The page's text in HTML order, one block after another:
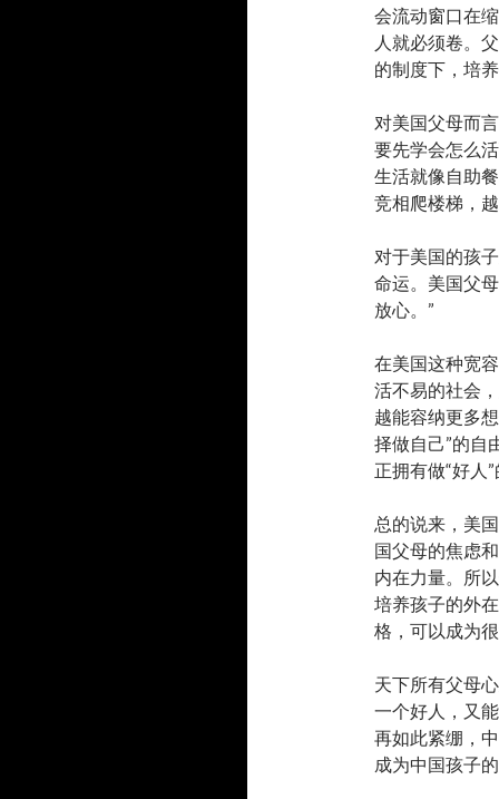
会流动窗口在
人就必须卷。
的制度下，培
对美国父母而
要先学会怎么
生活就像自助
竞相爬楼梯，
对于美国的孩
命运。美国父
放心。”
在美国这种宽
活不易的社会
越能容纳更多
择做自己”的自
正拥有做“好人
总的说来，美
国父母的焦虑
内在力量。所
培养孩子的外
格，可以成为
天下所有父母
一个好人，又
再如此紧绷，
成为中国孩子